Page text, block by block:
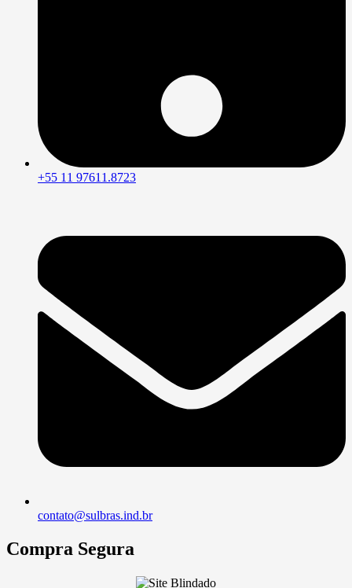
+55 11 97611.8723
contato@sulbras.ind.br
Compra Segura